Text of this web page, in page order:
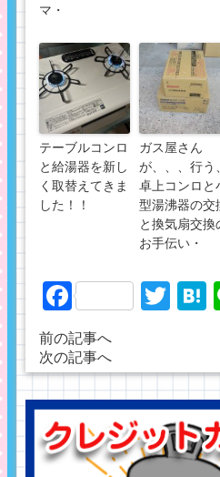
マ・
テーブルコンロ
と給湯器を新し
く取替えてきま
した！！
ガス屋さん
が、、、行う、
卓上コンロと
型湯沸器の交
と換気扇交換
お手伝い・
Facebook
前の記事へ
次の記事へ